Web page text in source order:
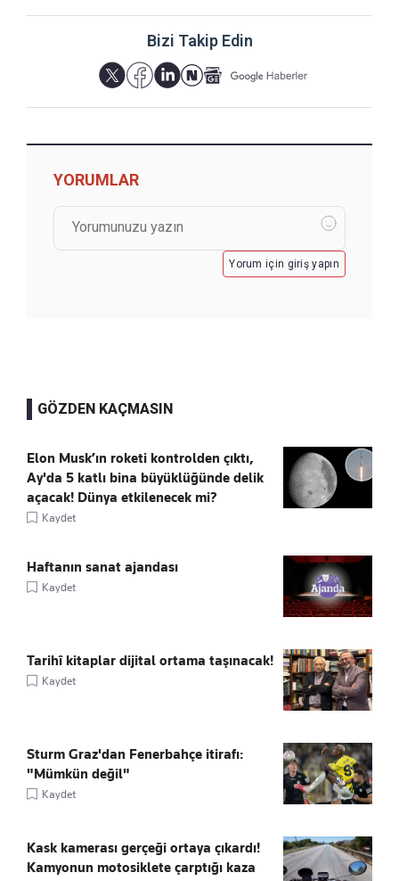
Bizi Takip Edin
YORUMLAR
Yorum için giriş yapın
GÖZDEN KAÇMASIN
Elon Musk’ın roketi kontrolden çıktı,
Ay'da 5 katlı bina büyüklüğünde delik
açacak! Dünya etkilenecek mi?
Kaydet
Haftanın sanat ajandası
Kaydet
Tarihî kitaplar dijital ortama taşınacak!
Kaydet
Sturm Graz'dan Fenerbahçe itirafı:
"Mümkün değil"
Kaydet
Kask kamerası gerçeği ortaya çıkardı!
Kamyonun motosiklete çarptığı kaza